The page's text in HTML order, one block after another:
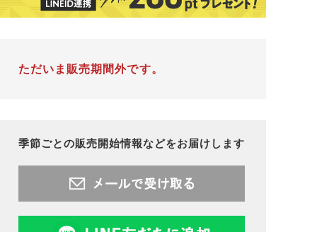
ただいま販売期間外です。
季節ごとの販売開始情報などをお届けします